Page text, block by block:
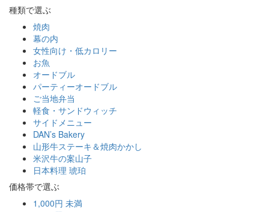
種類で選ぶ
焼肉
幕の内
女性向け・低カロリー
お魚
オードブル
パーティーオードブル
ご当地弁当
軽食・サンドウィッチ
サイドメニュー
DAN’s Bakery
山形牛ステーキ＆焼肉かかし
米沢牛の案山子
日本料理 琥珀
価格帯で選ぶ
1,000円 未満